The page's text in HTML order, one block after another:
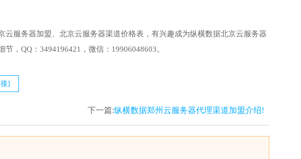
云服务器加盟、北京云服务器渠道价格表，有兴趣成为纵横数据北京云服务器
，QQ：3494196421，微信：19906048603。
]
下一篇:纵横数据郑州云服务器代理渠道加盟介绍!